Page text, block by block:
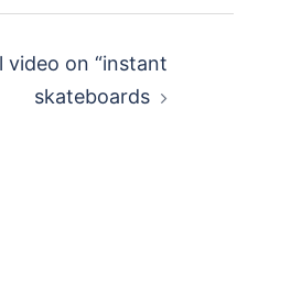
video on “instant
skateboards